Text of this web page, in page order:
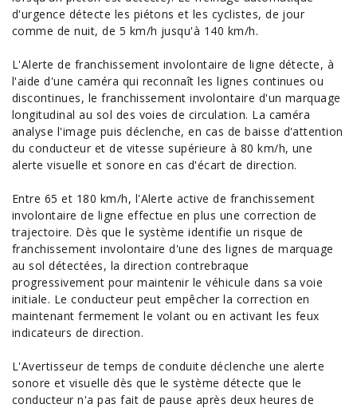
d'urgence détecte les piétons et les cyclistes, de jour
comme de nuit, de 5 km/h jusqu'à 140 km/h.
L'Alerte de franchissement involontaire de ligne détecte, à
l'aide d'une caméra qui reconnaît les lignes continues ou
discontinues, le franchissement involontaire d'un marquage
longitudinal au sol des voies de circulation. La caméra
analyse l'image puis déclenche, en cas de baisse d'attention
du conducteur et de vitesse supérieure à 80 km/h, une
alerte visuelle et sonore en cas d'écart de direction.
Entre 65 et 180 km/h, l'Alerte active de franchissement
involontaire de ligne effectue en plus une correction de
trajectoire. Dès que le système identifie un risque de
franchissement involontaire d'une des lignes de marquage
au sol détectées, la direction contrebraque
progressivement pour maintenir le véhicule dans sa voie
initiale. Le conducteur peut empêcher la correction en
maintenant fermement le volant ou en activant les feux
indicateurs de direction.
L'Avertisseur de temps de conduite déclenche une alerte
sonore et visuelle dès que le système détecte que le
conducteur n'a pas fait de pause après deux heures de